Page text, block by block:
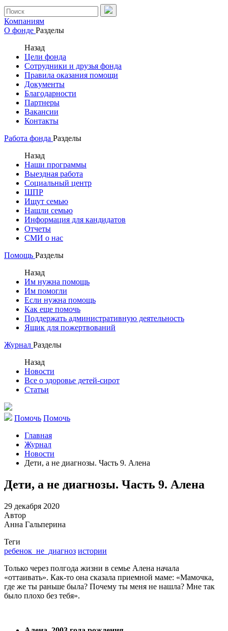
Компаниям
О фонде Разделы
Назад
Цели фонда
Сотрудники и друзья фонда
Правила оказания помощи
Документы
Благодарности
Партнеры
Вакансии
Контакты
Работа фонда Разделы
Назад
Наши программы
Выездная работа
Социальный центр
ШПР
Ищут семью
Нашли семью
Информация для кандидатов
Отчеты
СМИ о нас
Помощь Разделы
Назад
Им нужна помощь
Им помогли
Если нужна помощь
Как еще помочь
Поддержать административную деятельность
Ящик для пожертвований
Журнал Разделы
Назад
Новости
Все о здоровье детей-сирот
Статьи
Помочь Помочь
Главная
Журнал
Новости
Дети, а не диагнозы. Часть 9. Алена
Дети, а не диагнозы. Часть 9. Алена
29 декабря 2020
Автор
Анна Гальперина
Теги
ребенок_не_диагноз истории
Только через полгода жизни в семье Алена начала
«оттаивать». Как-то она сказала приемной маме: «Мамочка,
где же ты раньше была? Почему ты меня не нашла? Мне так
было плохо без тебя».